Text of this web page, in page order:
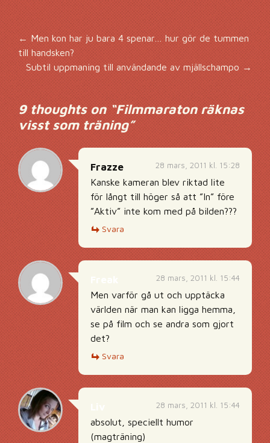
Inläggsnavigering
←Men kon har ju bara 4 spenar… hur gör de tummen
till handsken?
Subtil uppmaning till användande av mjällschampo→
9 thoughts on “Filmmaraton räknas
visst som träning”
28 mars, 2011 kl. 15:28
Frazze
Kanske kameran blev riktad lite
för långt till höger så att ”In” före
”Aktiv” inte kom med på bilden???
Svara
28 mars, 2011 kl. 15:44
Men varför gå ut och upptäcka
världen när man kan ligga hemma,
se på film och se andra som gjort
det?
Svara
28 mars, 2011 kl. 15:44
absolut, speciellt humor
(magträning)